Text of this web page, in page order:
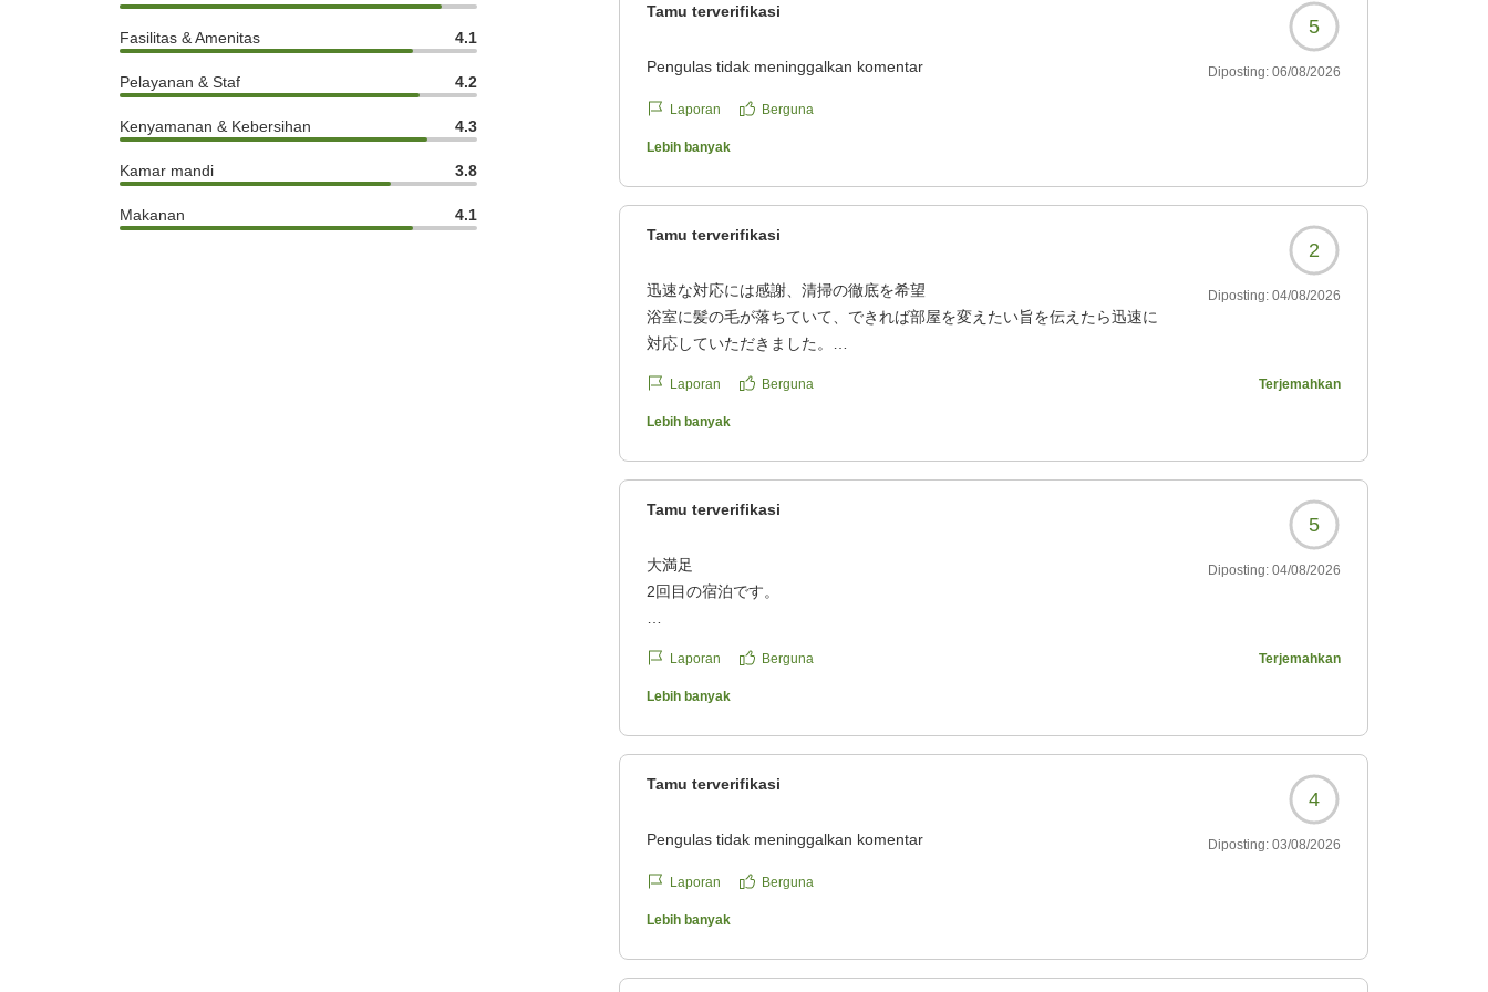
Fasilitas & Amenitas 4.1
Pelayanan & Staf 4.2
Kenyamanan & Kebersihan 4.3
Kamar mandi 3.8
Makanan 4.1
Tamu terverifikasi
5
Pengulas tidak meninggalkan komentar Diposting: 06/08/2026
Laporan Berguna
Lebih banyak
Tamu terverifikasi
2
迅速な対応には感謝、清掃の徹底を希望
浴室に髪の毛が落ちていて、できれば部屋を変えたい旨を伝えたら迅速に
対応していただきました。
ですが掃除が行き届いていないのは残念でした。
今後も利用予定がありますのでよろしくお願いします。
クチコミの詳細はこちらから
https://review.travel.rakuten.co.jp/hotel/voice/1845?
Diposting: 04/08/2026
Laporan Berguna Terjemahkan
Lebih banyak
Tamu terverifikasi
5
大満足
2回目の宿泊です。
チェックアウトしたくない位、ゆっくりさせてもらいました。
今回もありがとうございました。
クチコミの詳細はこちらから
reviewId=33123478386214
Diposting: 04/08/2026
Laporan Berguna Terjemahkan
Lebih banyak
Tamu terverifikasi
4
Pengulas tidak meninggalkan komentar Diposting: 03/08/2026
Laporan Berguna
Lebih banyak